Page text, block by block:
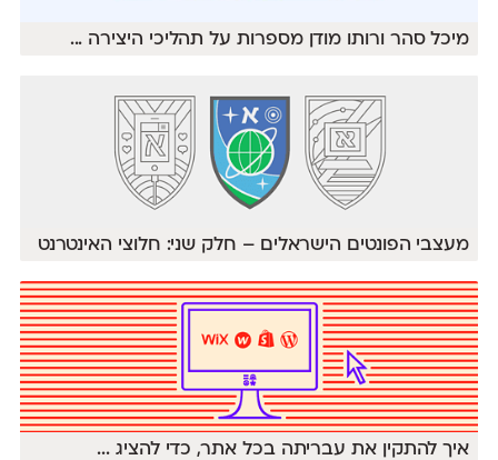
מיכל סהר ורותו מודן מספרות על תהליכי היצירה ...
מעצבי הפונטים הישראלים – חלק שני: חלוצי האינטרנט
איך להתקין את עבריתה בכל אתר, כדי להציג...